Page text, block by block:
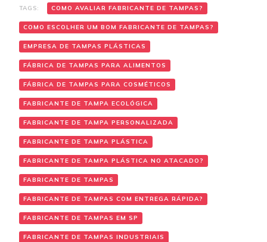
TAGS: COMO AVALIAR FABRICANTE DE TAMPAS?
COMO ESCOLHER UM BOM FABRICANTE DE TAMPAS?
EMPRESA DE TAMPAS PLÁSTICAS
FÁBRICA DE TAMPAS PARA ALIMENTOS
FÁBRICA DE TAMPAS PARA COSMÉTICOS
FABRICANTE DE TAMPA ECOLÓGICA
FABRICANTE DE TAMPA PERSONALIZADA
FABRICANTE DE TAMPA PLÁSTICA
FABRICANTE DE TAMPA PLÁSTICA NO ATACADO?
FABRICANTE DE TAMPAS
FABRICANTE DE TAMPAS COM ENTREGA RÁPIDA?
FABRICANTE DE TAMPAS EM SP
FABRICANTE DE TAMPAS INDUSTRIAIS